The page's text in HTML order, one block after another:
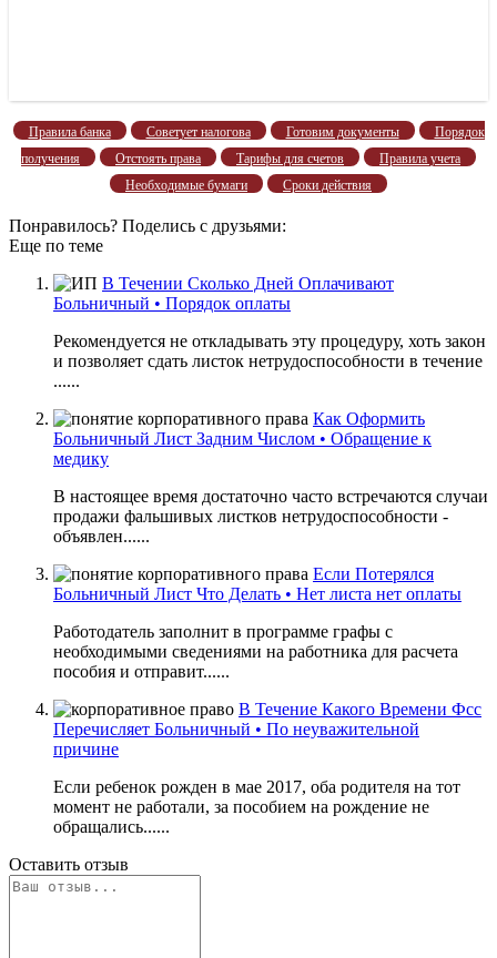
Правила банка Советует налогова Готовим документы
Порядок
получения
Отстоять права Тарифы для счетов
Правила учета
Необходимые бумаги
Сроки действия
Понравилось? Поделись с друзьями:
Еще по теме
В Течении Сколько Дней Оплачивают
Больничный • Порядок оплаты
Рекомендуется не откладывать эту процедуру, хоть закон
и позволяет сдать листок нетрудоспособности в течение
......
Как Оформить
Больничный Лист Задним Числом • Обращение к
медику
В настоящее время достаточно часто встречаются случаи
продажи фальшивых листков нетрудоспособности -
объявлен......
Если Потерялся
Больничный Лист Что Делать • Нет листа нет оплаты
Работодатель заполнит в программе графы с
необходимыми сведениями на работника для расчета
пособия и отправит......
В Течение Какого Времени Фсс
Перечисляет Больничный • По неуважительной
причине
Если ребенок рожден в мае 2017, оба родителя на тот
момент не работали, за пособием на рождение не
обращались......
Оставить отзыв